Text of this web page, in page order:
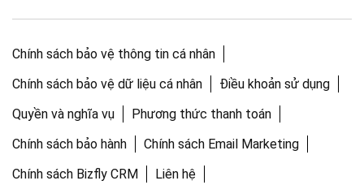
Chính sách bảo vệ thông tin cá nhân
Chính sách bảo vệ dữ liệu cá nhân
Điều khoản sử dụng
Quyền và nghĩa vụ
Phương thức thanh toán
Chính sách bảo hành
Chính sách Email Marketing
Chính sách Bizfly CRM
Liên hệ